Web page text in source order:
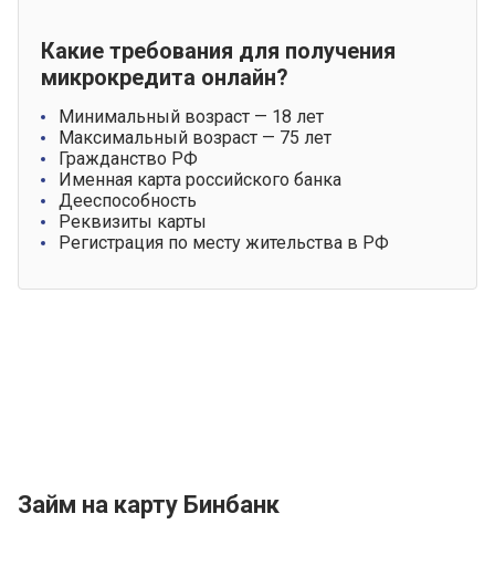
Какие требования для получения
микрокредита онлайн?
Минимальный возраст — 18 лет
Максимальный возраст — 75 лет
Гражданство РФ
Именная карта российского банка
Дееспособность
Реквизиты карты
Регистрация по месту жительства в РФ
Займ на карту Бинбанк